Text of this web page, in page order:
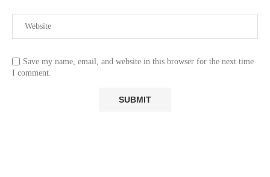
Save my name, email, and website in this browser for the next time
I comment.